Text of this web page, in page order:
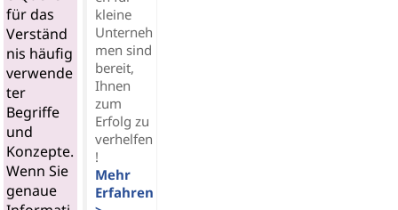
für das
Verständ
nis häufig
verwende
ter
Begriffe
und
Konzepte.
Wenn Sie
genaue
kleine
Unterneh
men sind
bereit,
Ihnen
zum
Erfolg zu
verhelfen
!
Mehr
Erfahren